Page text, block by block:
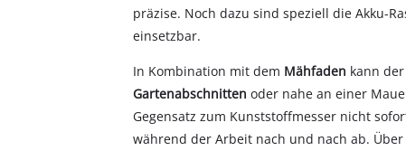
präzise. Noch dazu sind speziell die Akku-
einsetzbar.
In Kombination mit dem Mähfaden kann
Gartenabschnitten oder nahe an einer
Gegensatz zum Kunststoffmesser nicht
während der Arbeit nach und nach ab.